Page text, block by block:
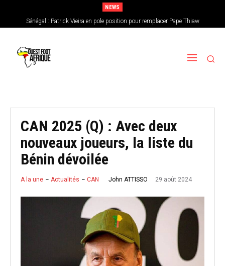
NEWS
Sénégal : Patrick Vieira en pole position pour remplacer Pape Thiaw
CAN féminine 2026 : le Nigeria en favori, le Burkina Faso en outsider…Les
chances de l’Afrique de l’Ouest
CAN 2025 (Q) : Avec deux
nouveaux joueurs, la liste du
Bénin dévoilée
A la une Actualités CAN John ATTISSO 29 août 2024